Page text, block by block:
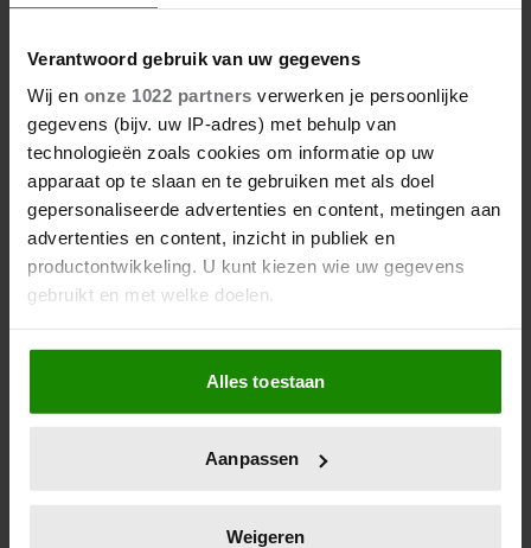
Verantwoord gebruik van uw gegevens
Wij en onze 1022 partners verwerken je persoonlijke
gegevens (bijv. uw IP-adres) met behulp van
technologieën zoals cookies om informatie op uw
apparaat op te slaan en te gebruiken met als doel
gepersonaliseerde advertenties en content, metingen aan
advertenties en content, inzicht in publiek en
productontwikkeling. U kunt kiezen wie uw gegevens
gebruikt en met welke doelen.
Als u het toestaat, willen we ook graag:
Informatie verzamelen over uw geografische
locatie, die tot een paar meter nauwkeurig kan zijn
scannen op specifieke eigenschappen (fingerprinting)
verwerkt en stel uw voorkeuren in het
Alles toestaan
Aanpassen
Weigeren